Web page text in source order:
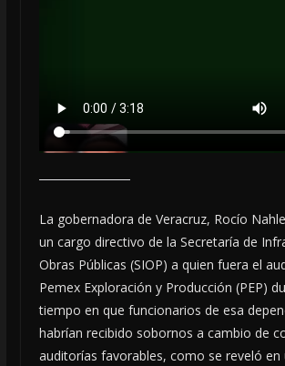
La gobernadora de Veracruz, Rocío
un cargo directivo de la Secretaría de
Obras Públicas (SIOP) a quien fuera el
Pemex Exploración y Producción (PEP)
tiempo en que funcionarios de esa
habrían recibido sobornos a cambio de
auditorías favorables, como se reveló en